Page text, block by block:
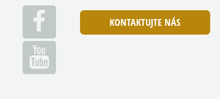
KONTAKTUJTE NÁS